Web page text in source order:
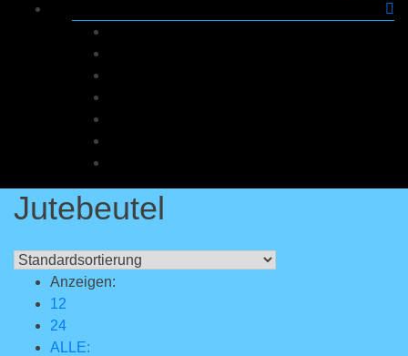
Jutebeutel
Anzeigen:
12
24
ALLE: